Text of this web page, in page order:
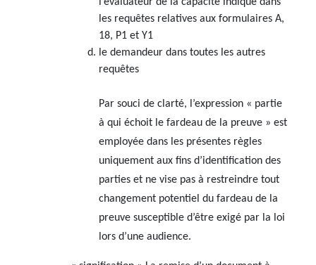
les requêtes relatives aux formulaires A,
18, P1 et Y1
le demandeur dans toutes les autres
requêtes
Par souci de clarté, l’expression « partie
à qui échoit le fardeau de la preuve » est
employée dans les présentes règles
uniquement aux fins d’identification des
parties et ne vise pas à restreindre tout
changement potentiel du fardeau de la
preuve susceptible d’être exigé par la loi
lors d’une audience.